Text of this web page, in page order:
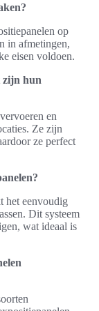
op
in afmetingen,
eisen voldoen.
zijn hun
en
Ze zijn
ze perfect
het eenvoudig
Dit systeem
wat ideaal is